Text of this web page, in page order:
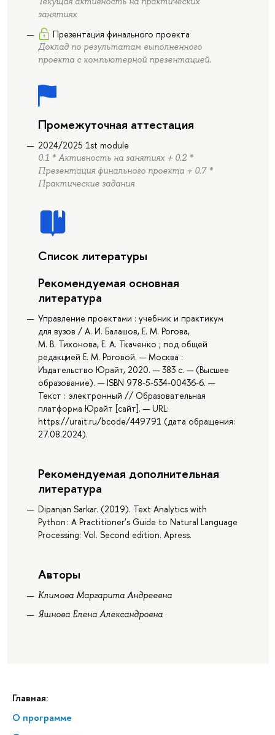
Главная:
О программе
занятиях
Презентация финального проекта
Доклад по результатам выполненного
проекта с компьютерной презентацией.
Промежуточная аттестация
2024/2025 1st module
0.1 * Активность на занятиях + 0.2 *
Презентация финального проекта + 0.7 *
Практические задания
Список литературы
Рекомендуемая основная
литература
Управление проектами : учебник и практикум
для вузов / А. И. Балашов, Е. М. Рогова,
М. В. Тихонова, Е. А. Ткаченко ; под общей
редакцией Е. М. Роговой. — Москва :
Издательство Юрайт, 2020. — 383 с. — (Высшее
образование). — ISBN 978-5-534-00436-6. —
Текст : электронный // Образовательная
платформа Юрайт [сайт]. — URL:
https://urait.ru/bcode/449791 (дата обращения:
27.08.2024).
Рекомендуемая дополнительная
литература
Dipanjan Sarkar. (2019). Text Analytics with
Python : A Practitioner’s Guide to Natural Language
Processing: Vol. Second edition. Apress.
Авторы
Климова Маргарита Андреевна
Яшнова Елена Александровна